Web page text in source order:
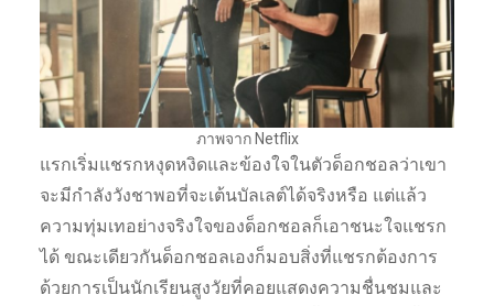
ภาพจาก Netflix
แรกเริ่มแชรกหงุดหงิดและข้องใจในตัวด็อกชอลว่าเขา
จะมีกำลังวังชาพอที่จะเต้นบัลเลต์ได้จริงหรือ แต่แล้ว
ความทุ่มเทอย่างจริงใจของด็อกชอลก็เอาชนะใจแชรก
ได้ ขณะเดียวกันด็อกชอลเองก็มอบสิ่งที่แชรกต้องการ
ด้วยการเป็นนักเรียนสูงวัยที่คอยแสดงความชื่นชมและ